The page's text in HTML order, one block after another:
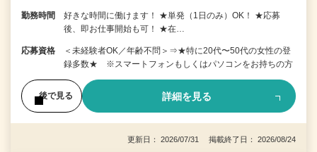
勤務時間
好きな時間に働けます！ ★単発（1日のみ）OK！ ★応募
後、即お仕事開始も可！ ★在…
応募資格
＜未経験者OK／年齢不問＞⇒★特に20代〜50代の女性の登
録多数★ ※スマートフォンもしくはパソコンをお持ちの方
後で見る 詳細を見る
更新日： 2026/07/31 掲載終了日： 2026/08/24